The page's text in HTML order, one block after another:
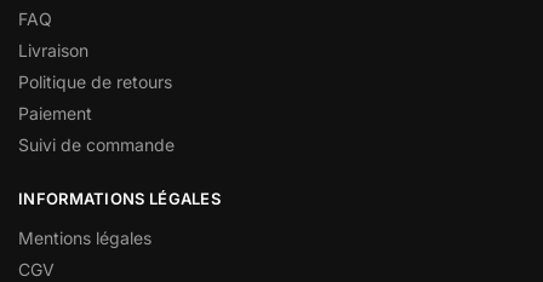
FAQ
Livraison
Politique de retours
Paiement
Suivi de commande
INFORMATIONS LÉGALES
Mentions légales
CGV